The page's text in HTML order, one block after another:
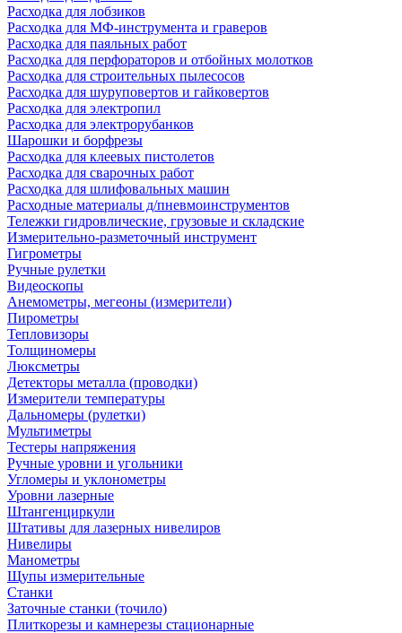
Расходка для лобзиков
Расходка для МФ-инструмента и граверов
Расходка для паяльных работ
Расходка для перфораторов и отбойных молотков
Расходка для строительных пылесоcов
Расходка для шуруповертов и гайковертов
Расходка для электропил
Расходка для электрорубанков
Шарошки и борфрезы
Расходка для клеевых пистолетов
Расходка для сварочных работ
Расходка для шлифовальных машин
Расходные материалы д/пневмоинструментов
Тележки гидровлические, грузовые и складские
Измерительно-разметочный инструмент
Гигрометры
Ручные рулетки
Видеоскопы
Анемометры, мегеоны (измерители)
Пирометры
Тепловизоры
Толщиномеры
Люксметры
Детекторы металла (проводки)
Измерители температуры
Дальномеры (рулетки)
Мультиметры
Тестеры напряжения
Ручные уровни и угольники
Угломеры и уклонометры
Уровни лазерные
Штангенциркули
Штативы для лазерных нивелиров
Нивелиры
Манометры
Щупы измерительные
Станки
Заточные станки (точило)
Плиткорезы и камнерезы стационарные